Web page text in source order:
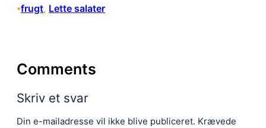
•frugt, Lette salater
Comments
Skriv et svar
Din e-mailadresse vil ikke blive publiceret. Krævede